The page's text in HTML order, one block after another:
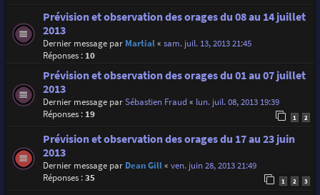
Prévision et observation des orages du 08 au 14 juillet
2013
Dernier message par Martial« sam. juil. 13, 2013 21:45
Réponses : 10
Prévision et observation des orages du 01 au 07 juillet
2013
Dernier message parSébastien Fraud« lun. juil. 08, 2013 19:39
Réponses : 19 1 2
Prévision et observation des orages du 17 au 23 juin
2013
Dernier message par Dean Gill« ven. juin 28, 2013 21:49
Réponses :35 1 2 3